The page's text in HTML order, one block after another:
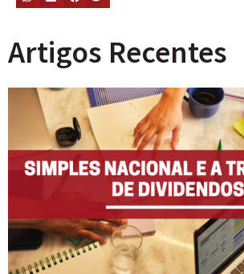
Artigos Recentes